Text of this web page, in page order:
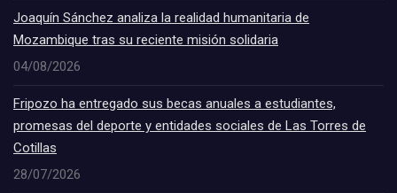
Joaquín Sánchez analiza la realidad humanitaria de
Mozambique tras su reciente misión solidaria
04/08/2026
Fripozo ha entregado sus becas anuales a estudiantes,
promesas del deporte y entidades sociales de Las Torres de
Cotillas
28/07/2026